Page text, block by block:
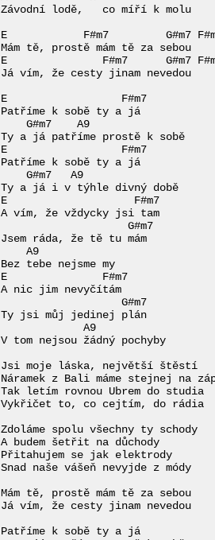
Závodní lodě,   co míří k molu
E            F#m7         G#m7
Mám tě, prostě mám tě za sebou
E               F#m7      G#m7
Já vím, že cesty jinam nevedou
E                  F#m7
Patříme k sobě ty a já
    G#m7    A9
Ty a já patříme prostě k sobě
E                  F#m7
Patříme k sobě ty a já
    G#m7   A9
Ty a já i v týhle divný době
E                    F#m7
A vím, že vždycky jsi tam
                    G#m7
Jsem ráda, že tě tu mám
    A9
Bez tebe nejsme my
E               F#m7
A nic jim nevyčítám
                   G#m7
Ty jsi můj jedinej plán
             A9
V tom nejsou žádný pochyby
Jsi moje láska, největší štěstí
Náramek z Bali máme stejnej na
Tak letím rovnou Ubrem do studia
Vykřičet to, co cejtím, do rádia
Zdoláme spolu všechny ty schody
A budem šetřit na důchody
Přitahujem se jak elektrody
Snad naše vášeň nevyjde z módy
Mám tě, prostě mám tě za sebou
Já vím, že cesty jinam nevedou
Patříme k sobě ty a já